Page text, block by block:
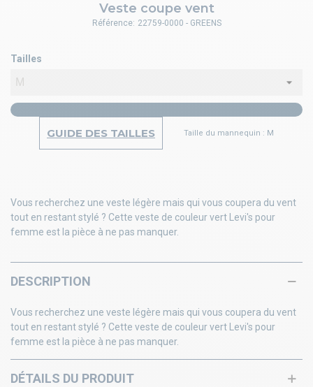
Veste coupe vent
Vous recherchez une veste légère mais qui vous coupera du vent
tout en restant stylé ? Cette veste de couleur vert Levi's pour
femme est la pièce à ne pas manquer.
Tailles
GUIDE DES TAILLES Taille du mannequin : M
Référence: 22759-0000 - GREENS
DESCRIPTION
Vous recherchez une veste légère mais qui vous coupera du vent
tout en restant stylé ? Cette veste de couleur vert Levi's pour
femme est la pièce à ne pas manquer.
DÉTAILS DU PRODUIT